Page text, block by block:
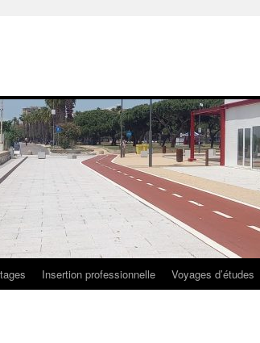
Insertion professionnelle Voyages d’études